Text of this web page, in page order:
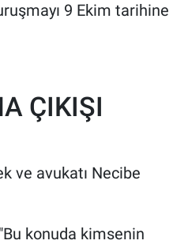
9 Ekim tarihine
ÇIKIŞI
ve avukatı Necibe
konuda kimsenin